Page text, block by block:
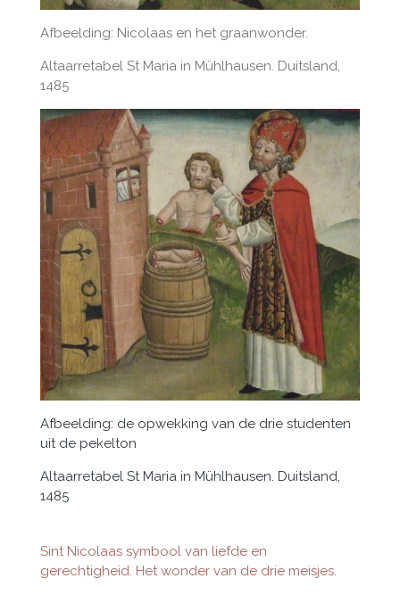
Afbeelding: Nicolaas en het graanwonder.
Altaarretabel St Maria in Mühlhausen. Duitsland,
1485
Afbeelding: de opwekking van de drie studenten
uit de pekelton
Altaarretabel St Maria in Mühlhausen. Duitsland,
1485
Sint Nicolaas symbool van liefde en
gerechtigheid. Het wonder van de drie meisjes.